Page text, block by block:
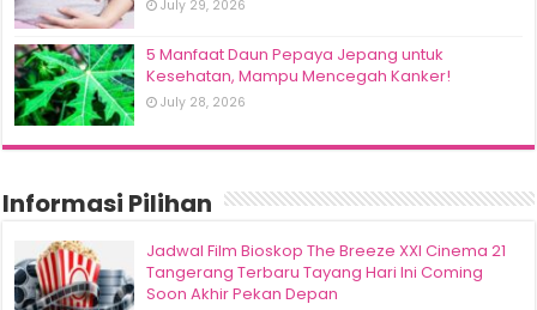
July 29, 2026
5 Manfaat Daun Pepaya Jepang untuk
Kesehatan, Mampu Mencegah Kanker!
July 28, 2026
Informasi Pilihan
Jadwal Film Bioskop The Breeze XXI Cinema 21
Tangerang Terbaru Tayang Hari Ini Coming
Soon Akhir Pekan Depan